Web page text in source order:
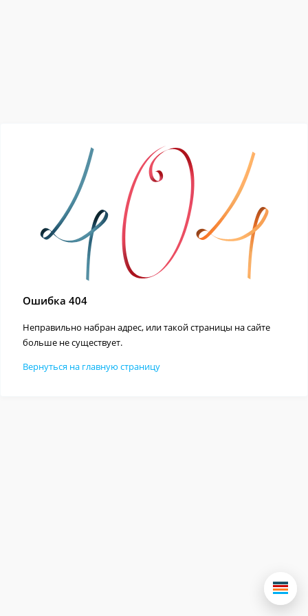
Ошибка 404
Неправильно набран адрес, или такой страницы на сайте
больше не существует.
Вернуться на главную страницу